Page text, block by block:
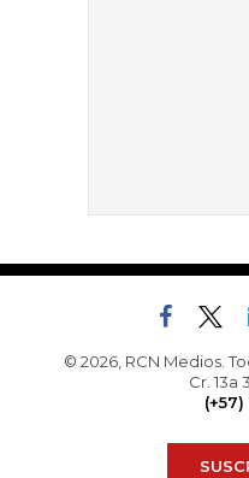
© 2026, RCN Medios.
Cr. 13a